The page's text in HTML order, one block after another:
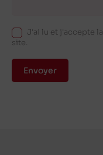
J'ai lu et j'accepte la
site.
Envoyer